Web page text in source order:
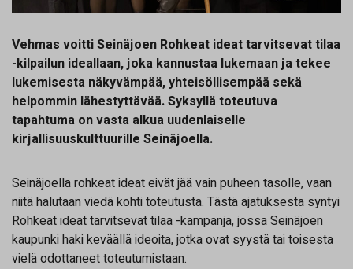
Vehmas voitti Seinäjoen Rohkeat ideat tarvitsevat tilaa
-kilpailun ideallaan, joka kannustaa lukemaan ja tekee
lukemisesta näkyvämpää, yhteisöllisempää sekä
helpommin lähestyttävää. Syksyllä toteutuva
tapahtuma on vasta alkua uudenlaiselle
kirjallisuuskulttuurille Seinäjoella.
Seinäjoella rohkeat ideat eivät jää vain puheen tasolle, vaan
niitä halutaan viedä kohti toteutusta. Tästä ajatuksesta syntyi
Rohkeat ideat tarvitsevat tilaa -kampanja, jossa Seinäjoen
kaupunki haki keväällä ideoita, jotka ovat syystä tai toisesta
vielä odottaneet toteutumistaan.